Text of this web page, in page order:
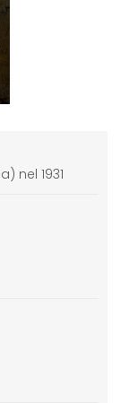
nel 1931